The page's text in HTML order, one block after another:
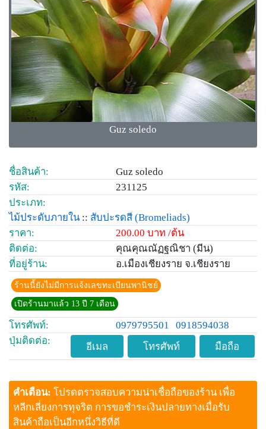
Guz soledo
ชื่อสินค้า:
Guz soledo
รหัส:
231125
ประเภท:
ไม้ประดับภายใน :: สับปะรดสี (Bromeliads)
ราคา:
200.00 บาท /ต้น
ติดต่อ:
คุณคุณณัฏฐณิชา (มีน)
ที่อยู่ร้าน:
อ.เมืองเชียงราย จ.เชียงราย
ร้านนี้ยังไม่มีการแจ้งเลขทะเบียนพานิชย์
เปิดร้านมาแล้ว 13 ปี 7 เดือน
โทรศัพท์: 0979795501
0918594038
ปุ่มติดต่อ:
อีเมล โทรศัพท์ มือถือ
คำเตือน: โปรดตรวจสอบความน่าเชื่อถือของร้าน เพื่อ
หลีกเลี่ยงการทุจริต การขอชำระเงินปลายทางเมื่อรับ
สินค้าถือเป็นอีกหนึ่งวิธีที่ดี